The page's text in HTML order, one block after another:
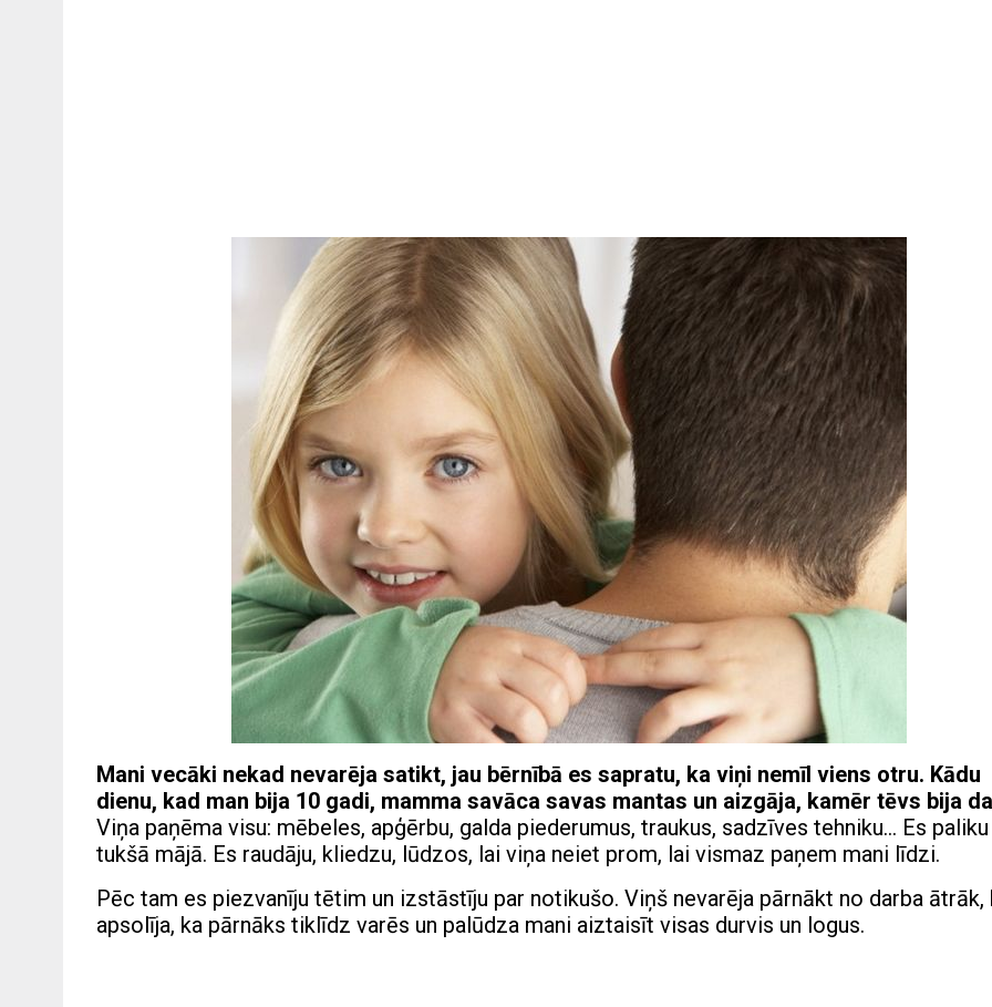
Mani vecāki nekad nevarēja satikt, jau bērnībā es sapratu, ka viņi nemīl viens otru. Kādu
dienu, kad man bija 10 gadi, mamma savāca savas mantas un aizgāja, kamēr tēvs bija
Viņa paņēma visu: mēbeles, apģērbu, galda piederumus, traukus, sadzīves tehniku… Es paliku
tukšā mājā. Es raudāju, kliedzu, lūdzos, lai viņa neiet prom, lai vismaz paņem mani līdzi.
Pēc tam es piezvanīju tētim un izstāstīju par notikušo. Viņš nevarēja pārnākt no darba ātrāk,
apsolīja, ka pārnāks tiklīdz varēs un palūdza mani aiztaisīt visas durvis un logus.